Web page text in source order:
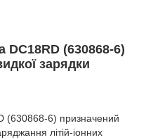
DC18RD (630868-6)
зарядки
(630868-6) призначений
літій-іонних